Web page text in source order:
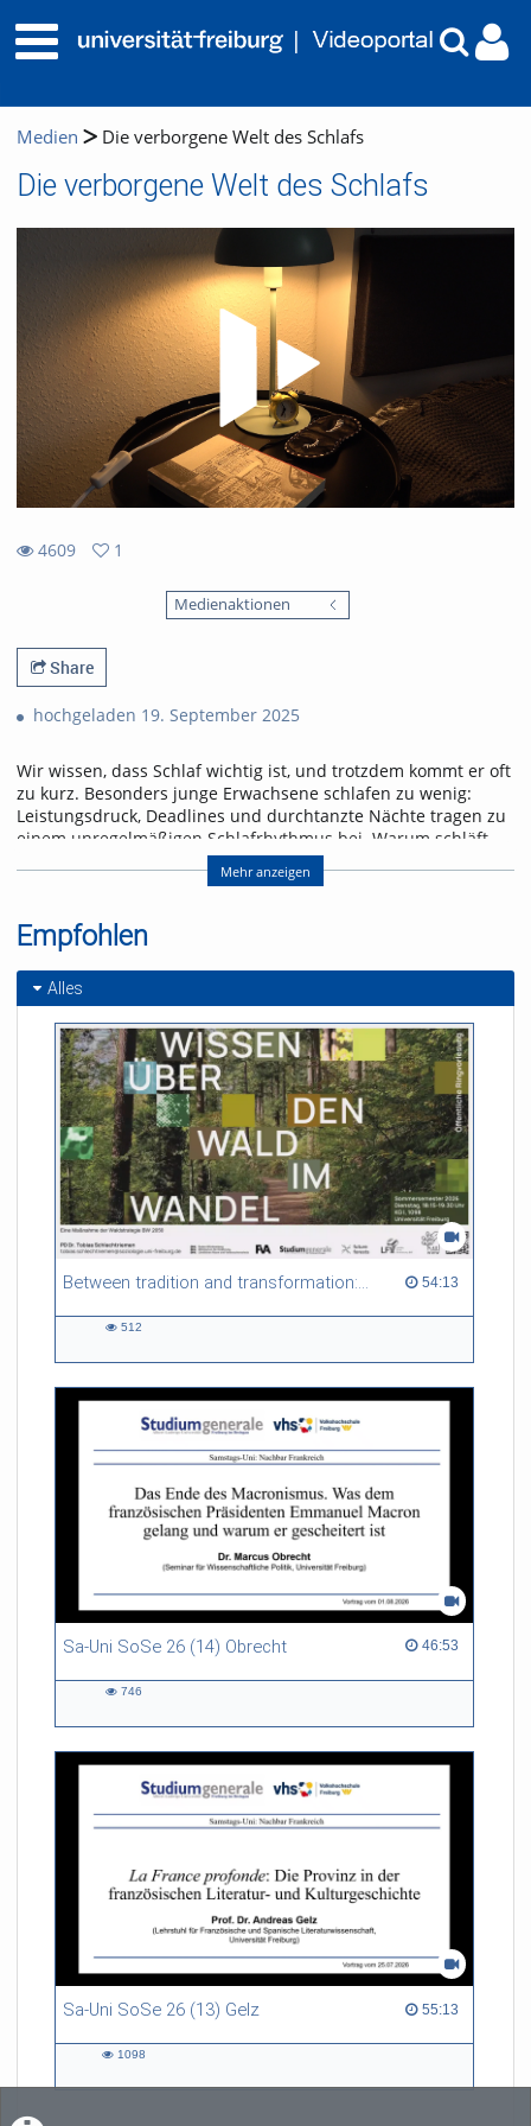
Medien Die verborgene Welt des Schlafs
Die verborgene Welt des Schlafs
4609
1
Medienaktionen
Share
hochgeladen 19. September 2025
Wir wissen, dass Schlaf wichtig ist, und trotzdem kommt er oft
zu kurz. Besonders junge Erwachsene schlafen zu wenig:
Leistungsdruck, Deadlines und durchtanzte Nächte tragen zu
einem unregelmäßigen Schlafrhythmus bei. Warum schläft
der Mensch und wie viel Schlaf ist ausreichend?
uniCROSS sucht Antworten im Schlaflabor. Prof. Kai
Spiegelhalder von der Uniklinik Freiburg ordnet
Referent/in:
Andreas Nagel
Mehr anzeigen
Empfohlen
Alles
Between tradition and transformation: how owners, advisers and institutions co-create knowledge for resilient forests in Europe 54:13
54:13 duration
512
Sa-Uni SoSe 26 (14) Obrecht 46:53
46:53 duration
746
Sa-Uni SoSe 26 (13) Gelz 55:13
55:13 duration
1098